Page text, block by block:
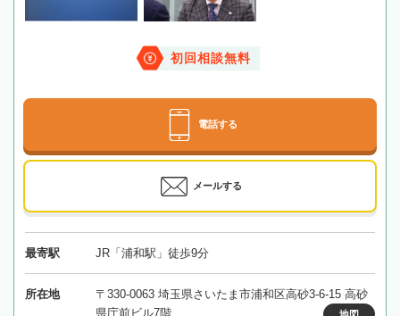
初回相談無料
電話する
メールする
最寄駅 JR「浦和駅」徒歩9分
所在地
〒330-0063 埼玉県さいたま市浦和区高砂3-6-15 高砂
県庁前ビル7階